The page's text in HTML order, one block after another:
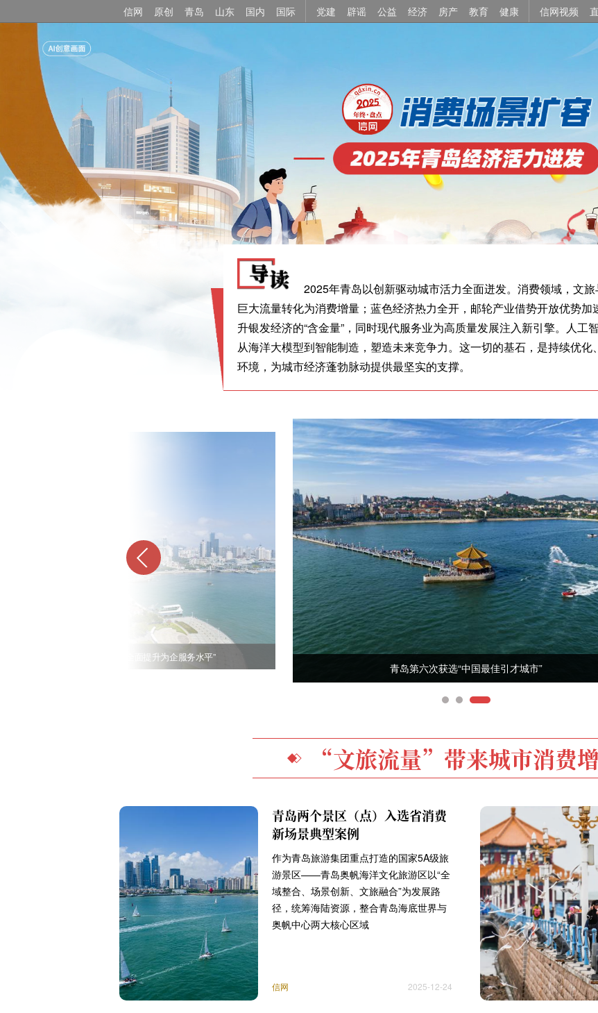
信网 原创 青岛 山东 国内 国际 党建 辟谣 公益 经济 房产 教育 健康 信网视频
2025年青岛以创新驱动城市活力全面迸发。消费领域，文
巨大流量转化为消费增量；蓝色经济热力全开，邮轮产业借势开放优势加
升银发经济的“含金量”，同时现代服务业为高质量发展注入新引擎。人工
从海洋大模型到智能制造，塑造未来竞争力。这一切的基石，是持续优化
环境，为城市经济蓬勃脉动提供最坚实的支撑。
青岛营商环境5.0版：聚焦“全面提升为企服务水平”
青岛第六次获选“中国最佳引才城市”
“文旅流量”带来城市消费
青岛两个景区（点）入选省消费
新场景典型案例
作为青岛旅游集团重点打造的国家5A级旅
游景区——青岛奥帆海洋文化旅游区以“全
域整合、场景创新、文旅融合”为发展路
径，统筹海陆资源，整合青岛海底世界与
奥帆中心两大核心区域
信网 2025-12-24